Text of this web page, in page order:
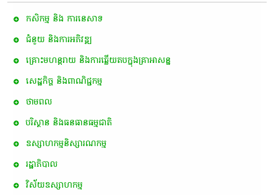
កសិកម្ម​ និង​ ការ​នេ​សាទ​
ជំនួយ និងការអភិវឌ្ឍ
គ្រោះមហន្តរាយ និងការឆ្លើយតបក្នុងគ្រាអាសន្ន
សេដ្ឋកិច្ច និងពាណិជ្ជកម្ម
ថាមពល
បរិស្ថាន និងធនធានធម្មជាតិ
ឧស្សាហកម្មនិស្សារណកម្ម
រដ្ឋាភិបាល
វិស័យឧស្សាហកម្ម